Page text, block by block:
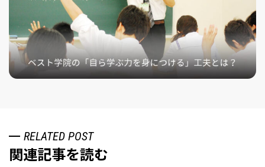
RELATED POST
関連記事を読む